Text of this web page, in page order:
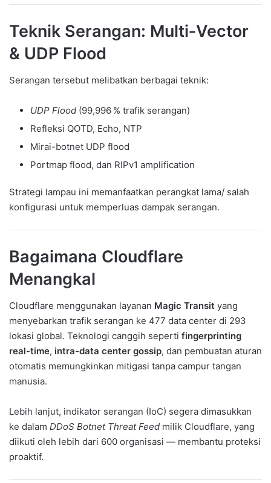
Teknik Serangan: Multi‑Vector
& UDP Flood
Serangan tersebut melibatkan berbagai teknik:
UDP Flood (99,996 % trafik serangan)
Refleksi QOTD, Echo, NTP
Mirai-botnet UDP flood
Portmap flood, dan RIPv1 amplification
Strategi lampau ini memanfaatkan perangkat lama/ salah
konfigurasi untuk memperluas dampak serangan.
Bagaimana Cloudflare
Menangkal
Cloudflare menggunakan layanan Magic Transit yang
menyebarkan trafik serangan ke 477 data center di 293
lokasi global. Teknologi canggih seperti fingerprinting
real-time, intra-data center gossip, dan pembuatan aturan
otomatis memungkinkan mitigasi tanpa campur tangan
manusia.
Lebih lanjut, indikator serangan (IoC) segera dimasukkan
ke dalam DDoS Botnet Threat Feed milik Cloudflare, yang
diikuti oleh lebih dari 600 organisasi — membantu proteksi
proaktif.